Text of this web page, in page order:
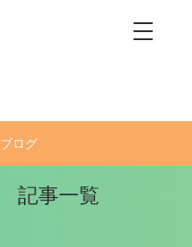
ブログ
記事一覧